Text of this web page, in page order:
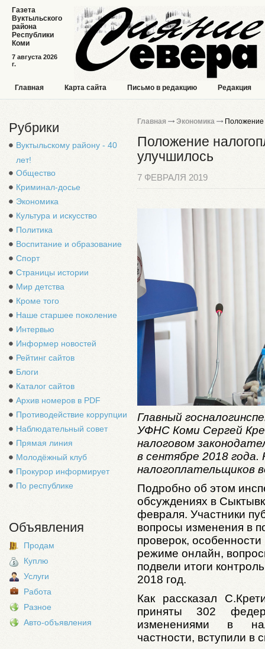
7 августа 2026
г.
Газета
Вуктыльского
района
Республики
Коми
Главная Карта сайта Письмо в редакцию Редакция
Рубрики
Вуктыльскому району - 40
лет!
Общество
Криминал-досье
Экономика
Культура и искусство
Политика
Воспитание и образование
Спорт
Страницы истории
Мир детства
Кроме того
Наше старшее поколение
Интервью
Информер новостей
Рейтинг сайтов
Блоги
Каталог сайтов
Архив номеров в PDF
Противодействие коррупции
Наблюдательный совет
Прямая линия
Молодёжный клуб
Прокурор информирует
По республике
Объявления
Продам
Куплю
Услуги
Работа
Разное
Авто-объявления
Главная Экономика Положение
Положение
улучшилось
7 ФЕВРАЛЯ 2019
Главный
УФНС Коми Сергей
налоговом
в сентябре 2018 года.
налогоплательщиков
Подробно об этом
обсуждениях в
февраля. Участники
вопросы изменения в
проверок,
режиме онлайн,
подвели итоги
2018 год.
Как рассказал
приняты 302
изменениями в
частности, вступили в